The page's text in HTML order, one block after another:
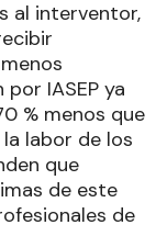
al interventor,
IASEP ya
% menos que
labor de los
que
de este
de